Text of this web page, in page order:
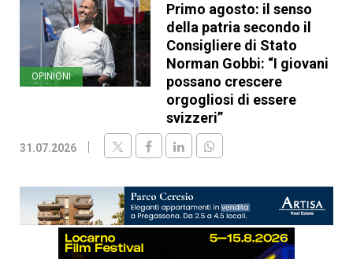
OPINIONI
Primo agosto: il senso
della patria secondo il
Consigliere di Stato
Norman Gobbi: “I giovani
possano crescere
orgogliosi di essere
svizzeri”
31.07.2026